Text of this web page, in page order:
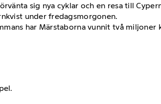
sig nya cyklar och en resa till
under fredagsmorgonen.
har Märstaborna vunnit två